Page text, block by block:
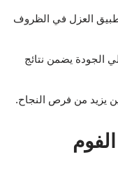
العزل في الظروف
الجودة يضمن نتائج
يزيد من فرص النجاح.